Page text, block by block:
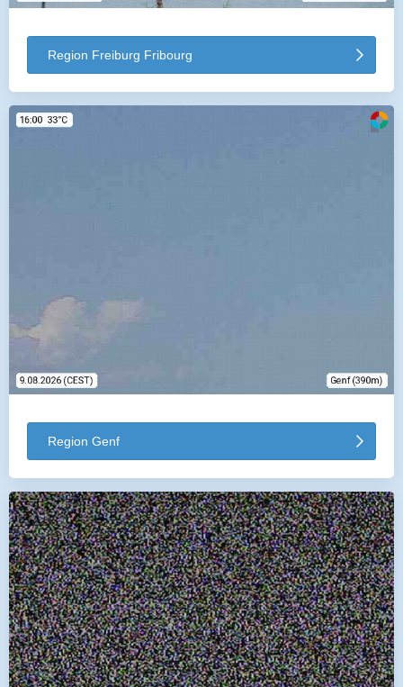
Region Freiburg Fribourg
Region Genf